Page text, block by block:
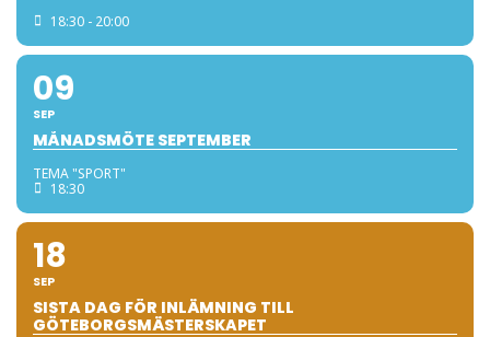
18:30 - 20:00
09
SEP
MÅNADSMÖTE SEPTEMBER
TEMA "SPORT"
18:30
18
SEP
SISTA DAG FÖR INLÄMNING TILL
GÖTEBORGSMÄSTERSKAPET